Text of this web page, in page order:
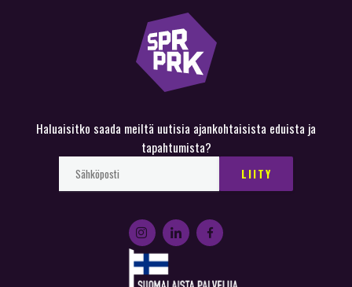
Haluaisitko saada meiltä uutisia ajankohtaisista eduista ja
tapahtumista?